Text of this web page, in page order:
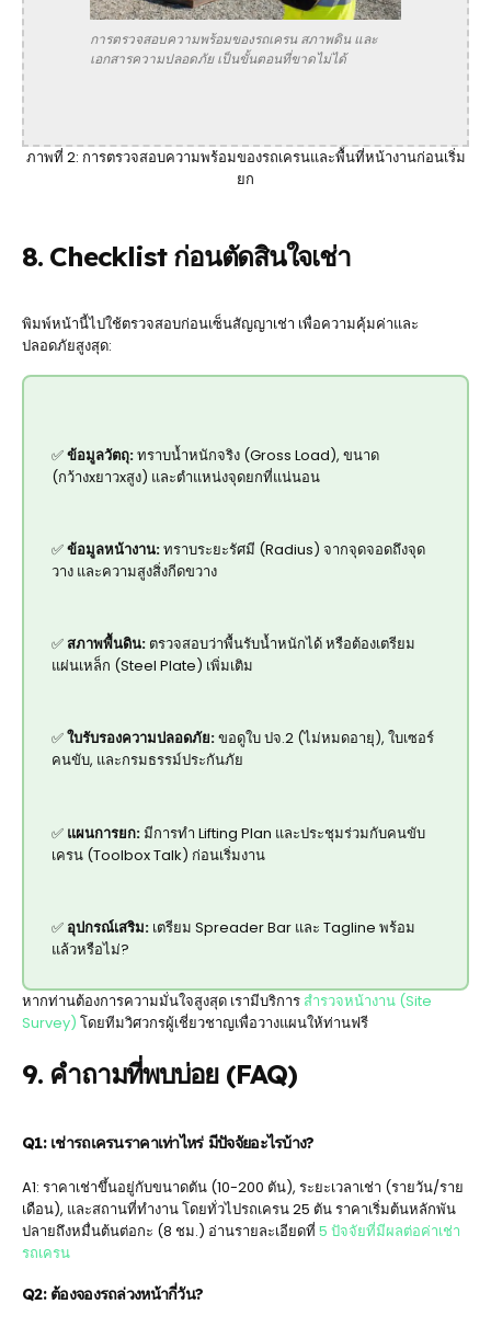
การตรวจสอบความพร้อมของรถเครน สภาพดิน และ
เอกสารความปลอดภัย เป็นขั้นตอนที่ขาดไม่ได้
ภาพที่ 2: การตรวจสอบความพร้อมของรถเครนและพื้นที่หน้างานก่อนเริ่ม
ยก
8. Checklist ก่อนตัดสินใจเช่า
พิมพ์หน้านี้ไปใช้ตรวจสอบก่อนเซ็นสัญญาเช่า เพื่อความคุ้มค่าและ
ปลอดภัยสูงสุด:
✅ข้อมูลวัตถุ:ทราบน้ำหนักจริง (Gross Load), ขนาด
(กว้างxยาวxสูง) และตำแหน่งจุดยกที่แน่นอน
✅ข้อมูลหน้างาน:ทราบระยะรัศมี (Radius) จากจุดจอดถึงจุด
วาง และความสูงสิ่งกีดขวาง
✅สภาพพื้นดิน: ตรวจสอบว่าพื้นรับน้ำหนักได้ หรือต้องเตรียม
แผ่นเหล็ก (Steel Plate) เพิ่มเติม
✅ใบรับรองความปลอดภัย:ขอดูใบ ปจ.2 (ไม่หมดอายุ), ใบเซอร์
คนขับ, และกรมธรรม์ประกันภัย
✅ แผนการยก:มีการทำ Lifting Plan และประชุมร่วมกับคนขับ
เครน (Toolbox Talk) ก่อนเริ่มงาน
✅ อุปกรณ์เสริม: เตรียม Spreader Bar และ Tagline พร้อม
แล้วหรือไม่?
หากท่านต้องการความมั่นใจสูงสุด เรามีบริการ สำรวจหน้างาน (Site
Survey) โดยทีมวิศวกรผู้เชี่ยวชาญเพื่อวางแผนให้ท่านฟรี
9. คำถามที่พบบ่อย (FAQ)
Q1: เช่ารถเครนราคาเท่าไหร่ มีปัจจัยอะไรบ้าง?
A1: ราคาเช่าขึ้นอยู่กับขนาดตัน (10-200 ตัน), ระยะเวลาเช่า (รายวัน/ราย
เดือน), และสถานที่ทำงาน โดยทั่วไปรถเครน 25 ตัน ราคาเริ่มต้นหลักพัน
ปลายถึงหมื่นต้นต่อกะ (8 ชม.) อ่านรายละเอียดที่ 5 ปัจจัยที่มีผลต่อค่าเช่า
รถเครน
Q2: ต้องจองรถล่วงหน้ากี่วัน?